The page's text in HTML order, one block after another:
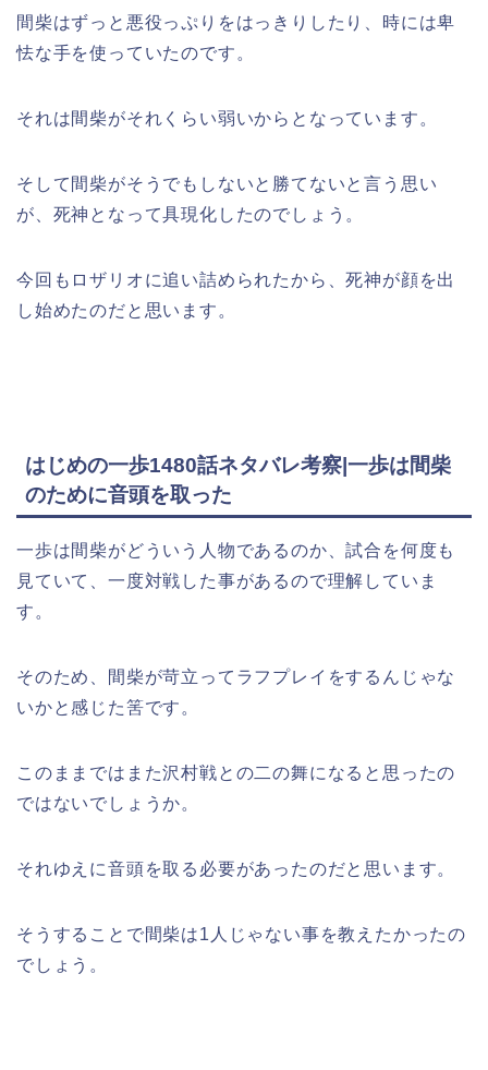
間柴はずっと悪役っぷりをはっきりしたり、時には卑
怯な手を使っていたのです。
それは間柴がそれくらい弱いからとなっています。
そして間柴がそうでもしないと勝てないと言う思い
が、死神となって具現化したのでしょう。
今回もロザリオに追い詰められたから、死神が顔を出
し始めたのだと思います。
はじめの一歩1480話ネタバレ考察|一歩は間柴
のために音頭を取った
一歩は間柴がどういう人物であるのか、試合を何度も
見ていて、一度対戦した事があるので理解していま
す。
そのため、間柴が苛立ってラフプレイをするんじゃな
いかと感じた筈です。
このままではまた沢村戦との二の舞になると思ったの
ではないでしょうか。
それゆえに音頭を取る必要があったのだと思います。
そうすることで間柴は1人じゃない事を教えたかったの
でしょう。